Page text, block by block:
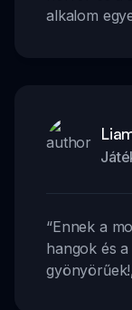
alkalom
“Ennek a
hangok és
gyönyörűek!